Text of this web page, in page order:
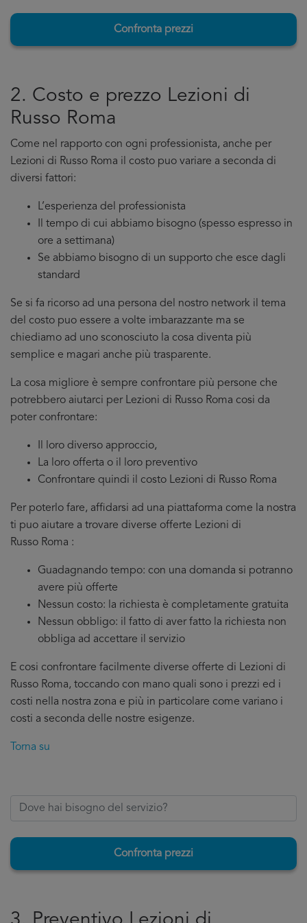
Confronta prezzi
2. Costo e prezzo Lezioni di
Russo Roma
Come nel rapporto con ogni professionista, anche per
Lezioni di Russo Roma il costo puo variare a seconda di
diversi fattori:
L’esperienza del professionista
Il tempo di cui abbiamo bisogno (spesso espresso in
ore a settimana)
Se abbiamo bisogno di un supporto che esce dagli
standard
Se si fa ricorso ad una persona del nostro network il tema
del costo puo essere a volte imbarazzante ma se
chiediamo ad uno sconosciuto la cosa diventa più
semplice e magari anche più trasparente.
La cosa migliore è sempre confrontare più persone che
potrebbero aiutarci per Lezioni di Russo Roma cosi da
poter confrontare:
Il loro diverso approccio,
La loro offerta o il loro preventivo
Confrontare quindi il costo Lezioni di Russo Roma
Per poterlo fare, affidarsi ad una piattaforma come la nostra
ti puo aiutare a trovare diverse offerte Lezioni di
Russo Roma :
Guadagnando tempo: con una domanda si potranno
avere più offerte
Nessun costo: la richiesta è completamente gratuita
Nessun obbligo: il fatto di aver fatto la richiesta non
obbliga ad accettare il servizio
E cosi confrontare facilmente diverse offerte di Lezioni di
Russo Roma, toccando con mano quali sono i prezzi ed i
costi nella nostra zona e più in particolare come variano i
costi a seconda delle nostre esigenze.
Torna su
Confronta prezzi